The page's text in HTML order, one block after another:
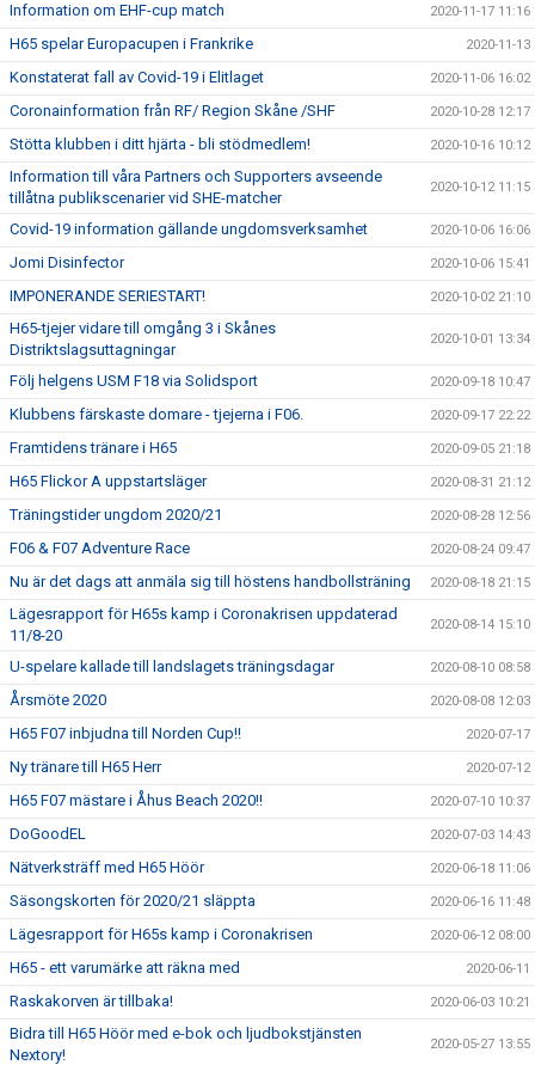
Information om EHF-cup match 2020-11-17 11:16
H65 spelar Europacupen i Frankrike 2020-11-13
Konstaterat fall av Covid-19 i Elitlaget 2020-11-06 16:02
Coronainformation från RF/ Region Skåne /SHF 2020-10-28 12:17
Stötta klubben i ditt hjärta - bli stödmedlem! 2020-10-16 10:12
Information till våra Partners och Supporters avseende
tillåtna publikscenarier vid SHE-matcher
2020-10-12 11:15
Covid-19 information gällande ungdomsverksamhet 2020-10-06 16:06
Jomi Disinfector 2020-10-06 15:41
IMPONERANDE SERIESTART! 2020-10-02 21:10
H65-tjejer vidare till omgång 3 i Skånes
Distriktslagsuttagningar
2020-10-01 13:34
Följ helgens USM F18 via Solidsport 2020-09-18 10:47
Klubbens färskaste domare - tjejerna i F06. 2020-09-17 22:22
Framtidens tränare i H65 2020-09-05 21:18
H65 Flickor A uppstartsläger 2020-08-31 21:12
Träningstider ungdom 2020/21 2020-08-28 12:56
F06 & F07 Adventure Race 2020-08-24 09:47
Nu är det dags att anmäla sig till höstens handbollsträning 2020-08-18 21:15
Lägesrapport för H65s kamp i Coronakrisen uppdaterad
11/8-20
2020-08-14 15:10
U-spelare kallade till landslagets träningsdagar 2020-08-10 08:58
Årsmöte 2020 2020-08-08 12:03
H65 F07 inbjudna till Norden Cup!! 2020-07-17
Ny tränare till H65 Herr 2020-07-12
H65 F07 mästare i Åhus Beach 2020!! 2020-07-10 10:37
DoGoodEL 2020-07-03 14:43
Nätverksträff med H65 Höör 2020-06-18 11:06
Säsongskorten för 2020/21 släppta 2020-06-16 11:48
Lägesrapport för H65s kamp i Coronakrisen 2020-06-12 08:00
H65 - ett varumärke att räkna med 2020-06-11
Raskakorven är tillbaka! 2020-06-03 10:21
Bidra till H65 Höör med e-bok och ljudbokstjänsten
Nextory!
2020-05-27 13:55